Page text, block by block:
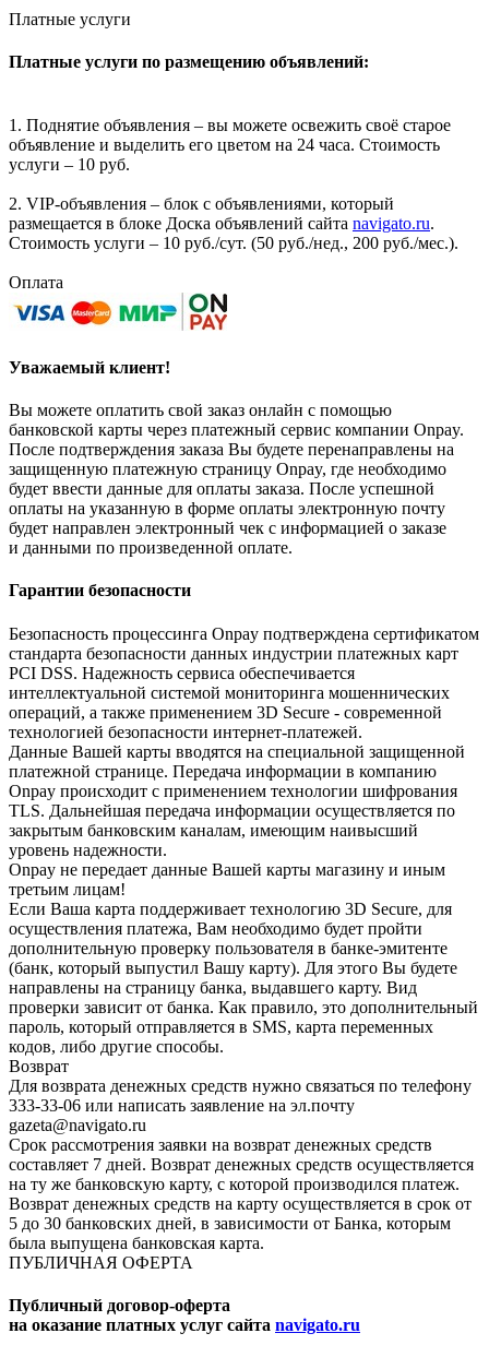
Платные услуги
Платные услуги по размещению объявлений:
1. Поднятие объявления – вы можете освежить своё старое
объявление и выделить его цветом на 24 часа. Стоимость
услуги – 10 руб.
2. VIP-объявления – блок с объявлениями, который
размещается в блоке Доска объявлений сайта navigato.ru.
Стоимость услуги – 10 руб./сут. (50 руб./нед., 200 руб./мес.).
Оплата
Уважаемый клиент!
Вы можете оплатить свой заказ онлайн с помощью
банковской карты через платежный сервис компании Onpay.
После подтверждения заказа Вы будете перенаправлены на
защищенную платежную страницу Onpay, где необходимо
будет ввести данные для оплаты заказа. После успешной
оплаты на указанную в форме оплаты электронную почту
будет направлен электронный чек с информацией о заказе
и данными по произведенной оплате.
Гарантии безопасности
Безопасность процессинга Onpay подтверждена сертификатом
стандарта безопасности данных индустрии платежных карт
PCI DSS. Надежность сервиса обеспечивается
интеллектуальной системой мониторинга мошеннических
операций, а также применением 3D Secure - современной
технологией безопасности интернет-платежей.
Данные Вашей карты вводятся на специальной защищенной
платежной странице. Передача информации в компанию
Onpay происходит с применением технологии шифрования
TLS. Дальнейшая передача информации осуществляется по
закрытым банковским каналам, имеющим наивысший
уровень надежности.
Onpay не передает данные Вашей карты магазину и иным
третьим лицам!
Если Ваша карта поддерживает технологию 3D Secure, для
осуществления платежа, Вам необходимо будет пройти
дополнительную проверку пользователя в банке-эмитенте
(банк, который выпустил Вашу карту). Для этого Вы будете
направлены на страницу банка, выдавшего карту. Вид
проверки зависит от банка. Как правило, это дополнительный
пароль, который отправляется в SMS, карта переменных
кодов, либо другие способы.
Возврат
Для возврата денежных средств нужно связаться по телефону
333-33-06 или написать заявление на эл.почту
gazeta@navigato.ru
Срок рассмотрения заявки на возврат денежных средств
составляет 7 дней. Возврат денежных средств осуществляется
на ту же банковскую карту, с которой производился платеж.
Возврат денежных средств на карту осуществляется в срок от
5 до 30 банковских дней, в зависимости от Банка, которым
была выпущена банковская карта.
ПУБЛИЧНАЯ ОФЕРТА
Публичный договор-оферта
на оказание платных услуг сайта navigato.ru